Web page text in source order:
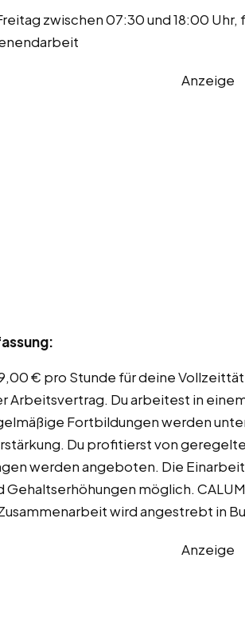
zwischen 07:30 und 18:00
Anzeige
€ pro Stunde für deine
Arbeitsvertrag. Du arbeitest in
Fortbildungen werden
Du profitierst von
werden angeboten. Die
Gehaltserhöhungen möglich.
wird angestrebt in
Anzeige